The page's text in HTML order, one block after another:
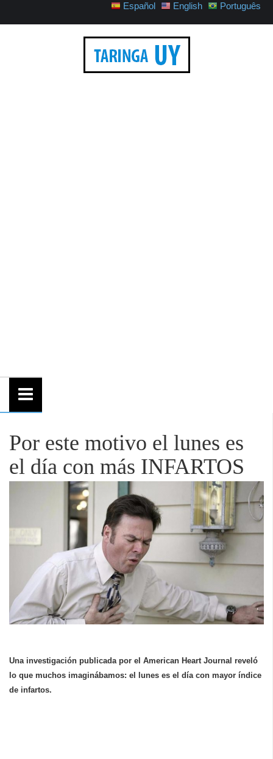
Español English Português
Por este motivo el lunes es
el día con más INFARTOS
Una investigación publicada por el American Heart Journal reveló
lo que muchos imaginábamos: el lunes es el día con mayor índice
de infartos.